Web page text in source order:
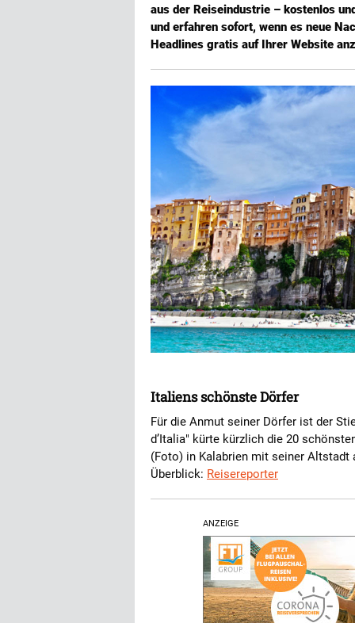
aus der Reiseindustrie – kostenlos
und erfahren sofort, wenn es neue
Headlines gratis auf Ihrer Website
Italiens schönste Dörfer
Für die Anmut seiner Dörfer ist der
d’Italia" kürte kürzlich die 20
(Foto) in Kalabrien mit seiner Altstadt
Überblick: Reisereporter
ANZEIGE